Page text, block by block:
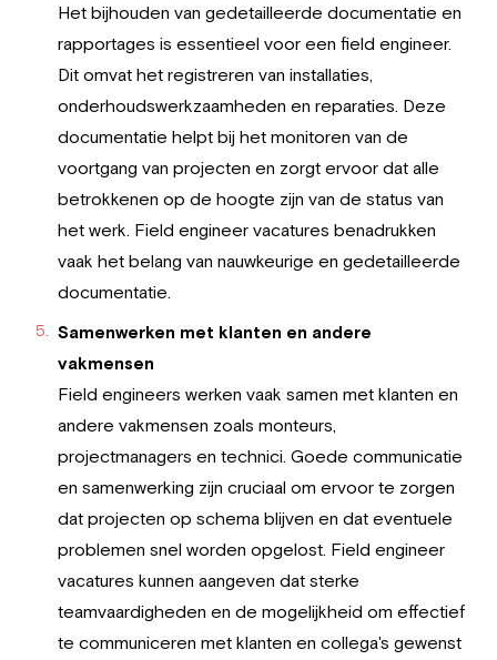
Het bijhouden van gedetailleerde documentatie en
rapportages is essentieel voor een field engineer.
Dit omvat het registreren van installaties,
onderhoudswerkzaamheden en reparaties. Deze
documentatie helpt bij het monitoren van de
voortgang van projecten en zorgt ervoor dat alle
betrokkenen op de hoogte zijn van de status van
het werk. Field engineer vacatures benadrukken
vaak het belang van nauwkeurige en gedetailleerde
documentatie.
Samenwerken met klanten en andere
vakmensen
Field engineers werken vaak samen met klanten en
andere vakmensen zoals monteurs,
projectmanagers en technici. Goede communicatie
en samenwerking zijn cruciaal om ervoor te zorgen
dat projecten op schema blijven en dat eventuele
problemen snel worden opgelost. Field engineer
vacatures kunnen aangeven dat sterke
teamvaardigheden en de mogelijkheid om effectief
te communiceren met klanten en collega's gewenst